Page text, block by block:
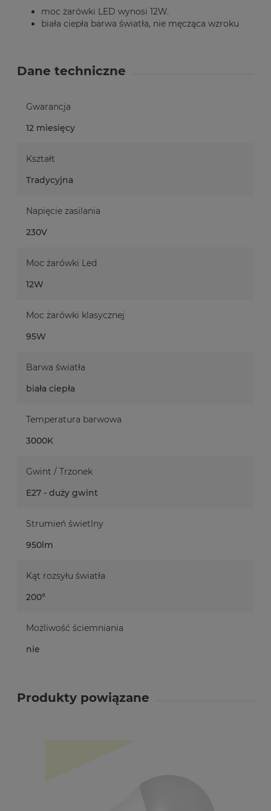
moc żarówki LED wynosi 12W.
biała ciepła barwa światła, nie męcząca wzroku
Dane techniczne
Gwarancja
12 miesięcy
Kształt
Tradycyjna
Napięcie zasilania
230V
Moc żarówki Led
12W
Moc żarówki klasycznej
95W
Barwa światła
biała ciepła
Temperatura barwowa
3000K
Gwint / Trzonek
E27 - duży gwint
Strumień świetlny
950lm
Kąt rozsyłu światła
200°
Możliwość ściemniania
nie
Produkty powiązane